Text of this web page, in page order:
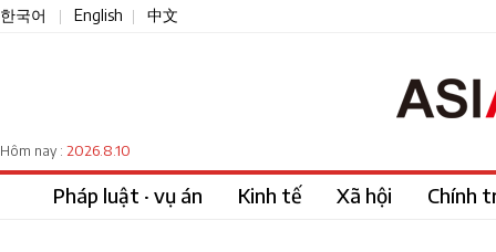
한국어 English 中文
Hôm nay : 2026.8.10
Pháp luật · vụ án Kinh tế Xã hội Chính